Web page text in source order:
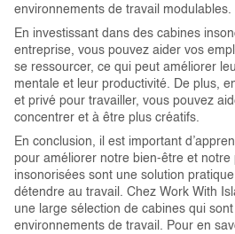
environnements de travail modulables.
En investissant dans des cabines
entreprise, vous pouvez aider vos
se ressourcer, ce qui peut améliorer
mentale et leur productivité. De plus,
et privé pour travailler, vous pouvez
concentrer et à être plus créatifs.
En conclusion, il est important
pour améliorer notre bien-être et notre
insonorisées sont une solution
détendre au travail. Chez Work With
une large sélection de cabines qui
environnements de travail. Pour en